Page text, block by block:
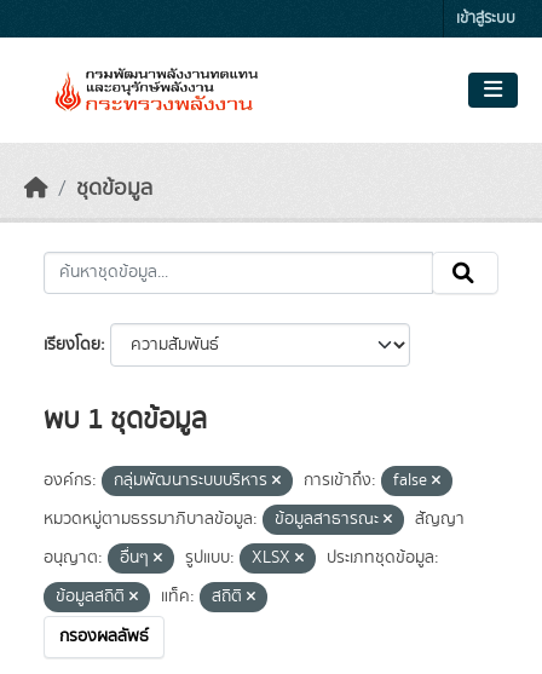
เข้าสู่ระบบ
ชุดข้อมูล
เรียงโดย
พบ 1 ชุดข้อมูล
องค์กร: กลุ่มพัฒนาระบบบริหาร การเข้าถึง:
false
หมวดหมู่ตามธรรมาภิบาลข้อมูล:
ข้อมูลสาธารณะ
สัญญา
อนุญาต:
อื่นๆ รูปแบบ: XLSX
ประเภทชุดข้อมูล:
ข้อมูลสถิติ
แท็ค:
สถิติ
กรองผลลัพธ์